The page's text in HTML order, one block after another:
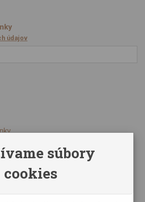
údajov
Rádia
súbory
cookies